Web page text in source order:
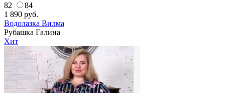
82
84
1 890 руб.
Водолазка Вилма
Рубашка Галина
Хит